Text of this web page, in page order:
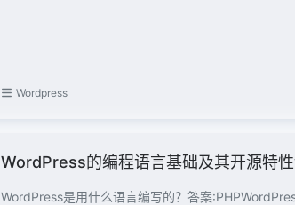
Wordpress
WordPress的编程语言基础及其开源特
WordPress是用什么语言编写的？答案